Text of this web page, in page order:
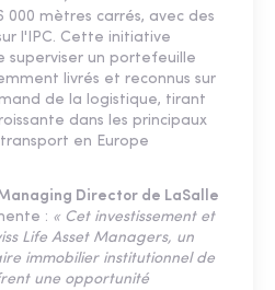
mètres carrés, avec des
l'IPC. Cette initiative
superviser un portefeuille
livrés et reconnus sur
de la logistique, tirant
dans les principaux
en Europe
Director de LaSalle
: « Cet investissement et
Life Asset Managers, un
immobilier institutionnel de
une opportunité